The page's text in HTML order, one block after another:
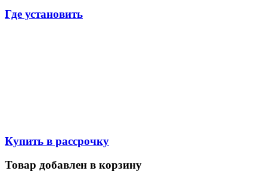
Где установить
Купить в рассрочку
Товар добавлен в корзину